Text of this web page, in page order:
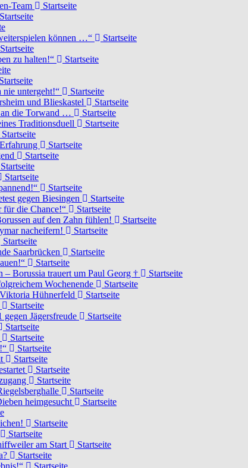
Team
Startseite
Startseite
können …“
Startseite
Startseite
zu halten!“
Startseite
Startseite
nie untergeht!“
Startseite
und Blieskastel
Startseite
an die Torwand …
Startseite
Traditionsduell
Startseite
Startseite
Startseite
Startseite
Startseite
Startseite
Startseite
gegen Biesingen
Startseite
für die Chance!“
Startseite
auf den Zahn fühlen!
Startseite
nacheifern!
Startseite
Startseite
Saarbrücken
Startseite
Startseite
Borussia trauert um Paul Georg †
Startseite
Wochenende
Startseite
Hühnerfeld
Startseite
Startseite
Jägersfreude
Startseite
Startseite
Startseite
Startseite
Startseite
Startseite
Startseite
Startseite
heimgesucht
Startseite
Startseite
Startseite
am Start
Startseite
Startseite
Startseite